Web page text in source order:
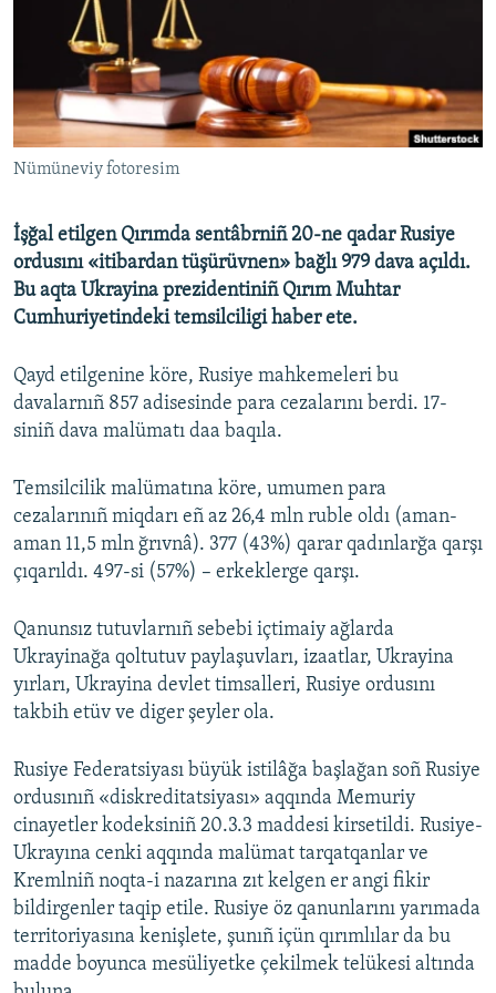
Українською
QOŞULIÑIZ!
RFE/RS bütün saytları
Nümüneviy fotoresim
İşğal etilgen Qırımda sentâbrniñ 20-ne qadar Rusiye
ordusını «itibardan tüşürüvnen» bağlı 979 dava açıldı.
Bu aqta Ukrayina prezidentiniñ Qırım Muhtar
Cumhuriyetindeki temsilciligi haber ete.
Qayd etilgenine köre, Rusiye mahkemeleri bu
davalarnıñ 857 adisesinde para cezalarını berdi. 17-
siniñ dava malümatı daa baqıla.
Temsilcilik malümatına köre, umumen para
cezalarınıñ miqdarı eñ az 26,4 mln ruble oldı (aman-
aman 11,5 mln ğrıvnâ). 377 (43%) qarar qadınlarğa qarşı
çıqarıldı. 497-si (57%) – erkeklerge qarşı.
Qanunsız tutuvlarnıñ sebebi içtimaiy ağlarda
Ukrayinağa qoltutuv paylaşuvları, izaatlar, Ukrayina
yırları, Ukrayina devlet timsalleri, Rusiye ordusını
takbih etüv ve diger şeyler ola.
Rusiye Federatsiyası büyük istilâğa başlağan soñ Rusiye
ordusınıñ «diskreditatsiyası» aqqında Memuriy
cinayetler kodeksiniñ 20.3.3 maddesi kirsetildi. Rusiye-
Ukrayına cenki aqqında malümat tarqatqanlar ve
Kremlniñ noqta-i nazarına zıt kelgen er angi fikir
bildirgenler taqip etile. Rusiye öz qanunlarını yarımada
territoriyasına kenişlete, şunıñ içün qırımlılar da bu
madde boyunca mesüliyetke çekilmek telükesi altında